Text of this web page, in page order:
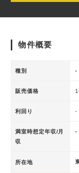
物件概要
種別 -
販売価格
利回り -
満室時想定年収/月
収
-
所在地